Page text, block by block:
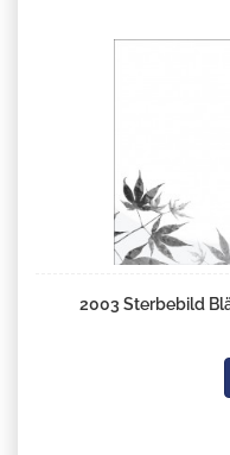
2003 Sterbebild